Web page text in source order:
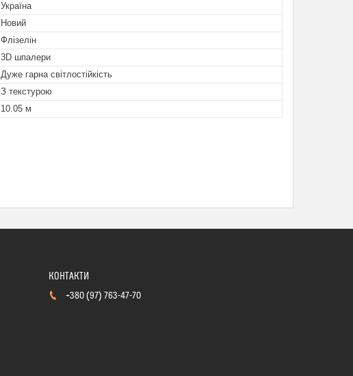
Україна
Новий
Флізелін
3D шпалери
Дуже гарна світлостійкість
З текстурою
10.05 м
+380 (97) 763-47-70